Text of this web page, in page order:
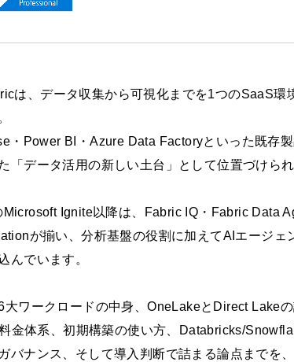
は、データ収集から可視化までを1つのSaaS環
・Power BI・Azure Data Factoryといった既存
「データ活用の新しい土台」として位置づけられ
Ignite以降は、Fabric IQ・Fabric Data
が揃い、分析基盤の役割に加えてAIエージェ
んでいます。
大ワークロードの中身、OneLakeとDirect Lake
金体系、初期構築の使い方、Databricks/
バナンス、そして導入判断で詰まる論点までを